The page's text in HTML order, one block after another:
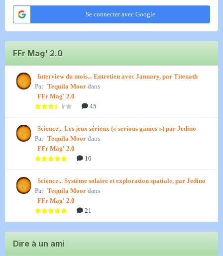
Se connecter avec Google
FFr Mag' 2.0
Interview du mois... Entretien avec January, par Titenath
Par Tequila Moor dans
FFr Mag' 2.0
45
Science... Les jeux sérieux (« serious games ») par Jedino
Par Tequila Moor dans
FFr Mag' 2.0
16
Science... Système solaire et exploration spatiale, par Jedino
Par Tequila Moor dans
FFr Mag' 2.0
21
Dire à un ami